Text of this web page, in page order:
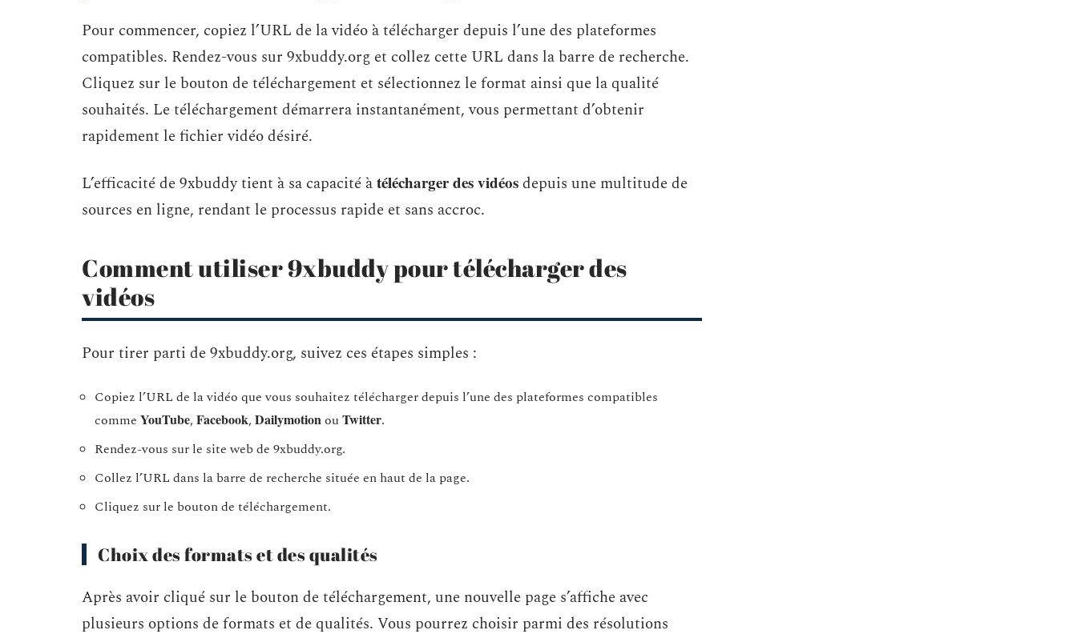
Pour commencer, copiez l’URL de la vidéo à télécharger depuis l’une des plateformes
compatibles. Rendez-vous sur 9xbuddy.org et collez cette URL dans la barre de recherche.
Cliquez sur le bouton de téléchargement et sélectionnez le format ainsi que la qualité
souhaités. Le téléchargement démarrera instantanément, vous permettant d’obtenir
rapidement le fichier vidéo désiré.
L’efficacité de 9xbuddy tient à sa capacité àtélécharger des vidéosdepuis une multitude de
sources en ligne, rendant le processus rapide et sans accroc.
Comment utiliser 9xbuddy pour télécharger des
vidéos
Pour tirer parti de 9xbuddy.org, suivez ces étapes simples :
Copiez l’URL de la vidéo que vous souhaitez télécharger depuis l’une des plateformes compatibles
comme YouTube,Facebook,DailymotionouTwitter.
Rendez-vous sur le site web de 9xbuddy.org.
Collez l’URL dans la barre de recherche située en haut de la page.
Cliquez sur le bouton de téléchargement.
Choix des formats et des qualités
Après avoir cliqué sur le bouton de téléchargement, une nouvelle page s’affiche avec
plusieurs options de formats et de qualités. Vous pourrez choisir parmi des résolutions